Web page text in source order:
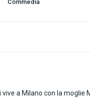
Commedia
vive a Milano con la